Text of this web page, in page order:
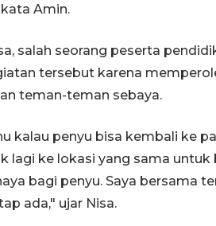
Amin.
salah seorang peserta
tersebut karena
teman-teman sebaya.
kalau penyu bisa kembali ke
lagi ke lokasi yang sama
bagi penyu. Saya bersama
ada," ujar Nisa.